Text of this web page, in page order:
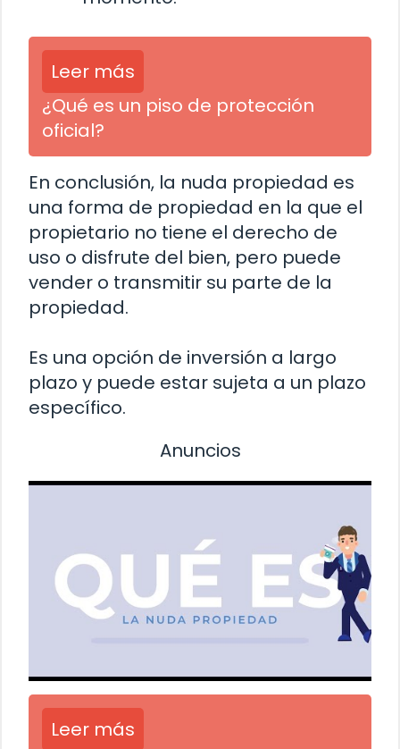
Leer más
¿Qué es un piso de protección
oficial?
En conclusión, la nuda propiedad es
una forma de propiedad en la que el
propietario no tiene el derecho de
uso o disfrute del bien, pero puede
vender o transmitir su parte de la
propiedad.
Es una opción de inversión a largo
plazo y puede estar sujeta a un plazo
específico.
Anuncios
Leer más